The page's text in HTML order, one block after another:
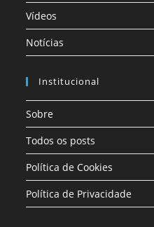
Vídeos
Notícias
Institucional
Sobre
Todos os posts
Política de Cookies
Política de Privacidade